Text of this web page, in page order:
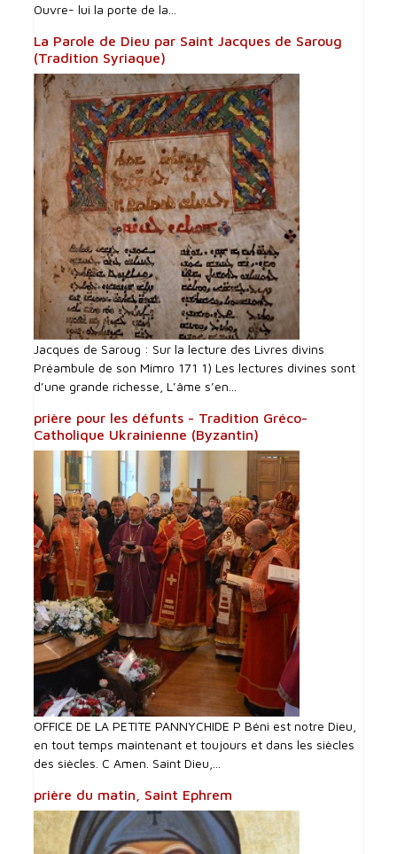
Ouvre- lui la porte de la...
La Parole de Dieu par Saint Jacques de Saroug
(Tradition Syriaque)
Jacques de Saroug : Sur la lecture des Livres divins
Préambule de son Mimro 171 1) Les lectures divines sont
d’une grande richesse, L’âme s’en...
prière pour les défunts - Tradition Gréco-
Catholique Ukrainienne (Byzantin)
OFFICE DE LA PETITE PANNYCHIDE P Béni est notre Dieu,
en tout temps maintenant et toujours et dans les siècles
des siècles. C Amen. Saint Dieu,...
prière du matin, Saint Ephrem